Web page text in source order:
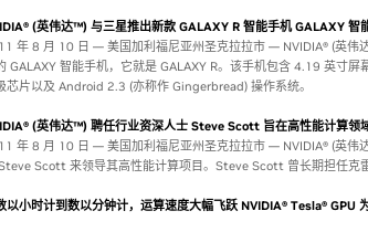
(英伟达™) 与三星推出新款 GALAXY R 智能手机 GALAXY 智
年 8 月 10 日 — 美国加利福尼亚州圣克拉拉市 — NVIDIA® (英伟
GALAXY 智能手机，它就是 GALAXY R。该手机包含 4.19 英寸屏
芯片以及 Android 2.3 (亦称作 Gingerbread) 操作系统。
(英伟达™) 聘任行业资深人士 Steve Scott 旨在高性能计算领
年 8 月 10 日 — 美国加利福尼亚州圣克拉拉市 — NVIDIA® (英伟
Scott 来领导其高性能计算项目。Steve Scott 曾长期担任克雷
以小时计到数以分钟计，运算速度大幅飞跃 NVIDIA® Tesla® GPU